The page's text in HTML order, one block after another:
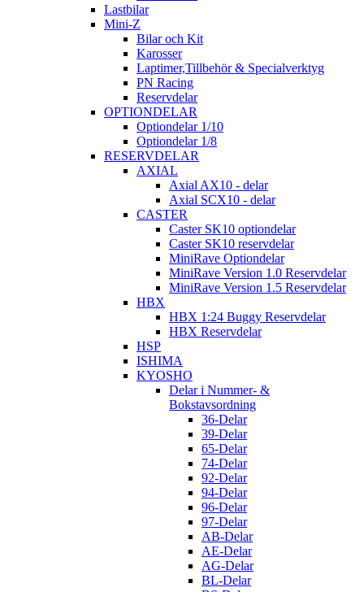
Lastbilar
Mini-Z
Bilar och Kit
Karosser
Laptimer,Tillbehör & Specialverktyg
PN Racing
Reservdelar
OPTIONDELAR
Optiondelar 1/10
Optiondelar 1/8
RESERVDELAR
AXIAL
Axial AX10 - delar
Axial SCX10 - delar
CASTER
Caster SK10 optiondelar
Caster SK10 reservdelar
MiniRave Optiondelar
MiniRave Version 1.0 Reservdelar
MiniRave Version 1.5 Reservdelar
HBX
HBX 1:24 Buggy Reservdelar
HBX Reservdelar
HSP
ISHIMA
KYOSHO
Delar i Nummer- &
Bokstavsordning
36-Delar
39-Delar
65-Delar
74-Delar
92-Delar
94-Delar
96-Delar
97-Delar
AB-Delar
AE-Delar
AG-Delar
BL-Delar